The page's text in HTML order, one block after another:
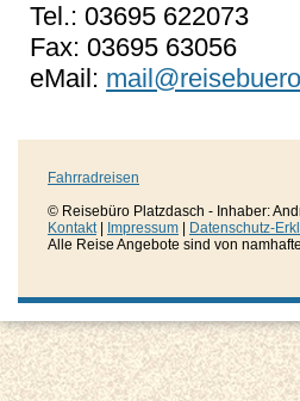
Tel.: 03695 622073
Fax: 03695 63056
eMail:
Fahrradreisen
© Reisebüro Platzdasch - Inhaber:
Kontakt| Impressum
Datenschutz-
Alle Reise Angebote sind von